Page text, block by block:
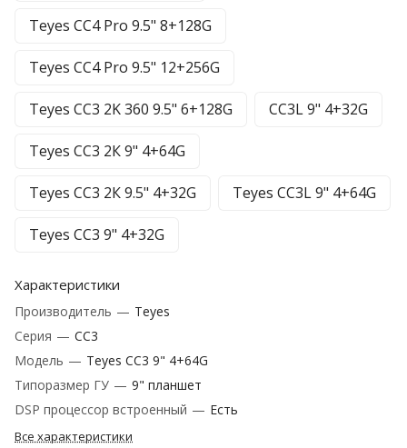
Teyes CC4 Pro 9.5" 8+128G
Teyes CC4 Pro 9.5" 12+256G
Teyes CC3 2K 360 9.5" 6+128G CC3L 9" 4+32G
Teyes CC3 2К 9" 4+64G
Teyes CC3 2К 9.5" 4+32G Teyes CC3L 9" 4+64G
Teyes CC3 9" 4+32G
Характеристики
Производитель — Teyes
Серия — CC3
Модель — Teyes CC3 9" 4+64G
Типоразмер ГУ — 9" планшет
DSP процессор встроенный — Есть
Все характеристики